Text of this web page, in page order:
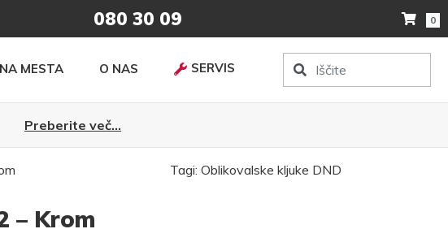
080 30 09 0
MESTA O NAS SERVIS
Preberite več...
Tagi: Oblikovalske kljuke DND
– Krom